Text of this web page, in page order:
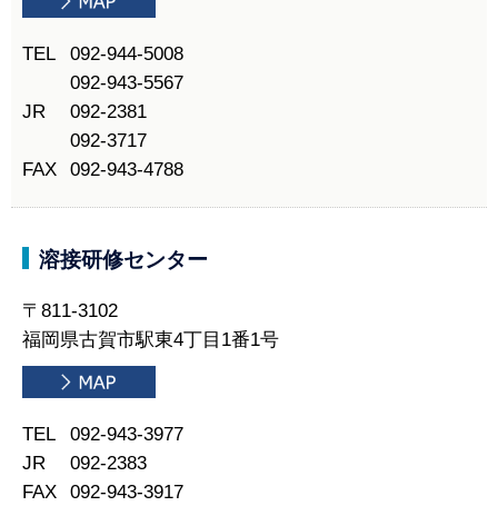
TEL
092-944-5008
092-943-5567
JR
092-2381
092-3717
FAX
092-943-4788
溶接研修センター
〒811-3102
福岡県古賀市駅東4丁目1番1号
TEL
092-943-3977
JR
092-2383
FAX
092-943-3917